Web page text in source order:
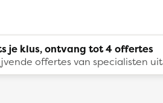
je klus, ontvang tot 4 offertes
offertes van specialisten